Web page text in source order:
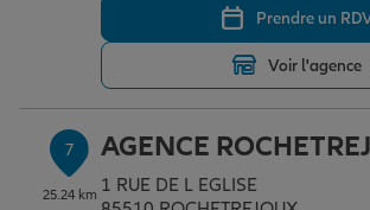
Prendre un
Voir l'agence
7
25.24 km
AGENCE
1 RUE DE L EGLISE